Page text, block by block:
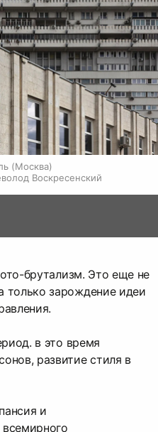
(Москва)
Воскресенский
брутализм. Это еще не
только зарождение идеи
в это время
развитие стиля в
и